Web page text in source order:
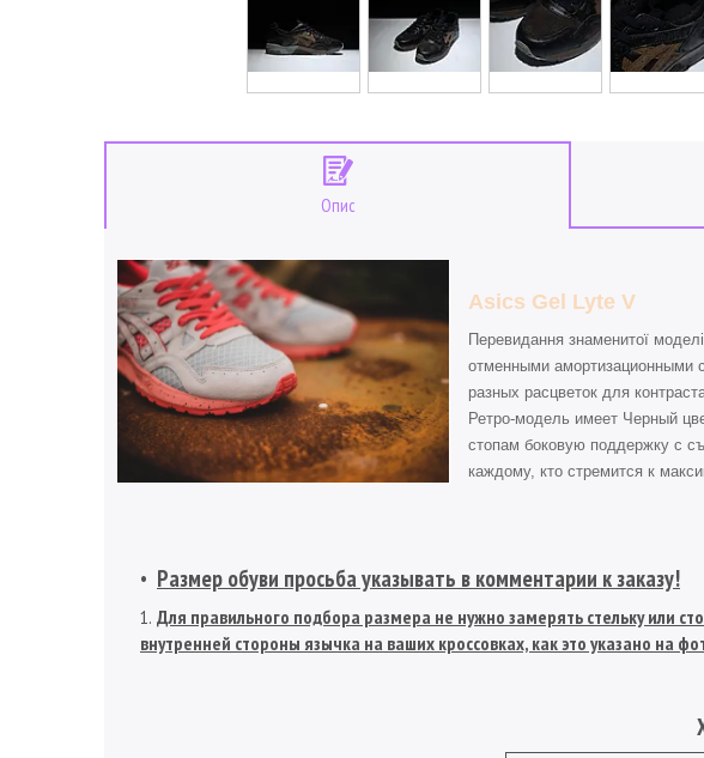
Опис
Asics Gel Lyte V
Перевидання знаменитої моделі,
отменными амортизационными
разных расцветок для
Ретро-модель имеет Черный
стопам боковую поддержку с
каждому, кто стремится к
Размер обуви просьба указывать в комментарии к заказу!
Для правильного подбора размера не нужно замерять стельку или
внутренней стороны язычка на ваших кроссовках, как это указано на